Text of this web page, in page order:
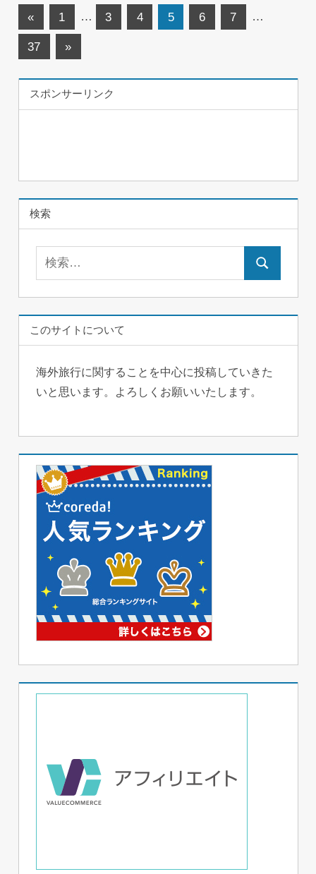
投
稿
ビ
シ
ョ
ン
«前
の
記
事
1 … 3 4 5 6 7 …
37
次
記
事
»
スポンサーリンク
検索
検
このサイトについて
海外旅行に関することを中心に投稿していきた
いと思います。よろしくお願いいたします。